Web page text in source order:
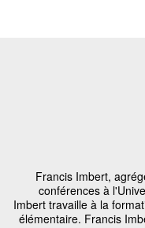
Francis Imbert,
conférences à
Imbert travaille à la
élémentaire. Francis